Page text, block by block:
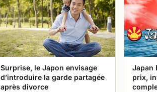
Surprise, le Japon envisage
d’introduire la garde partagée
après divorce
Japan
prix,